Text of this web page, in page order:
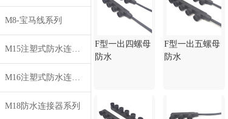
M8-宝马线系列
M15注塑式防水连接线系列
M16注塑式防水连接器系列
M18防水连接器系列
F型一出四螺母
防水
F型一出五螺母
防水